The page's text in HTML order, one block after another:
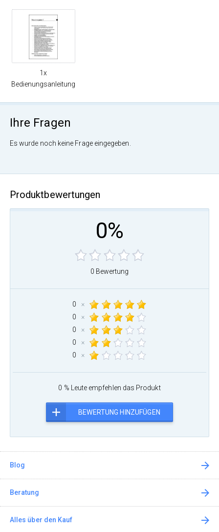
1x
Bedienungsanleitung
Ihre Fragen
Es wurde noch keine Frage eingegeben.
Produktbewertungen
0%
0 Bewertung
0
×
0
×
0
×
0
×
0
×
0 % Leute empfehlen das Produkt
BEWERTUNG HINZUFÜGEN
Blog
Beratung
Alles über den Kauf